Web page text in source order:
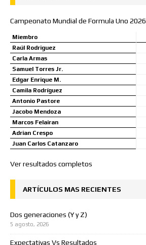
Campeonato Mundial de Formula Uno 2026
Miembro
Raúl Rodriguez
Carla Armas
Samuel Torres Jr.
Edgar Enrique M.
Camila Rodríguez
Antonio Pastore
Jacobo Mendoza
Marcos Felairan
Adrian Crespo
Juan Carlos Catanzaro
Ver resultados completos
ARTÍCULOS MAS RECIENTES
Dos generaciones (Y y Z)
5 agosto, 2026
Expectativas Vs Resultados